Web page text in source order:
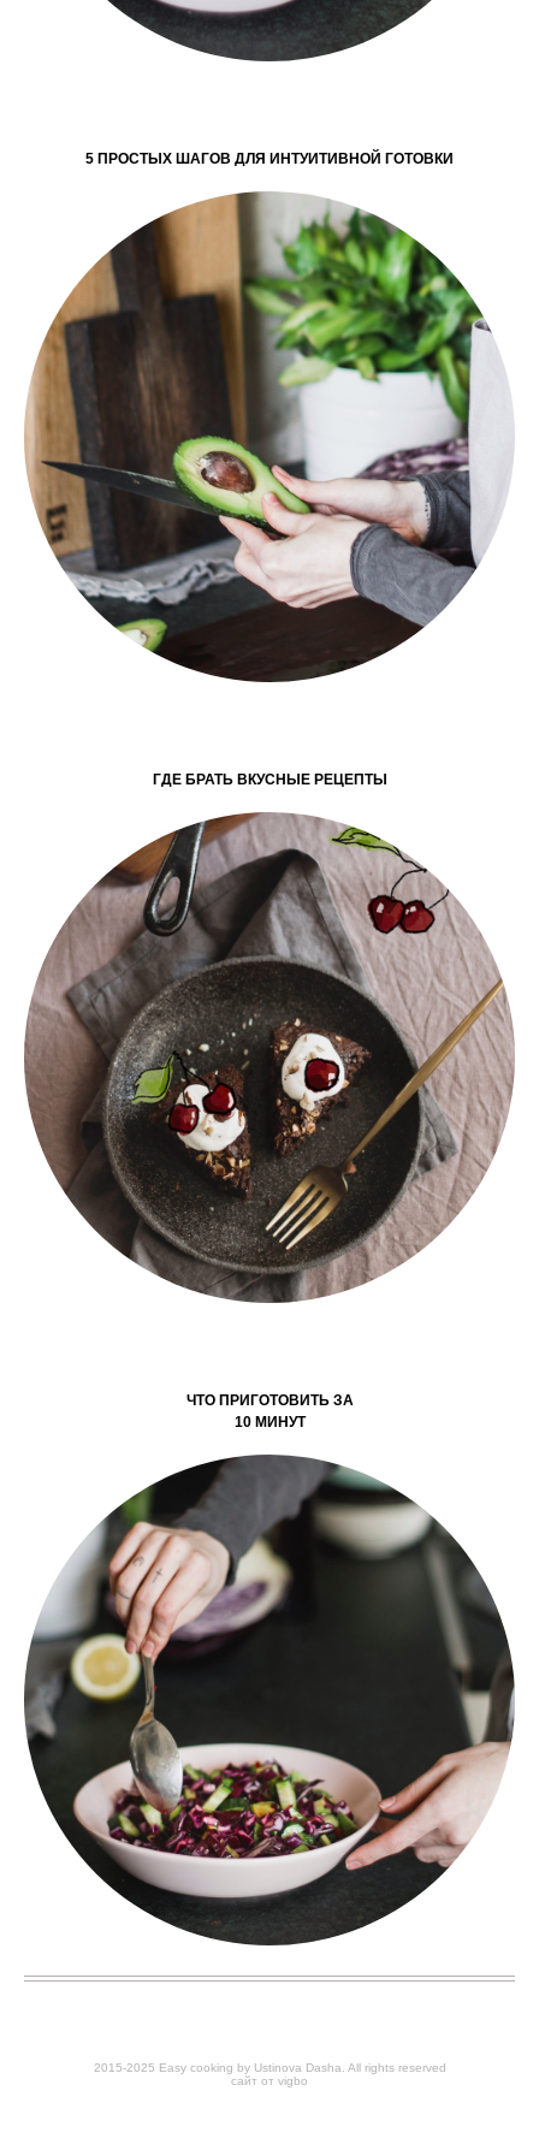
5 ПРОСТЫХ ШАГОВ ДЛЯ ИНТУИТИВНОЙ ГОТОВКИ
ГДЕ БРАТЬ ВКУСНЫЕ РЕЦЕПТЫ
ЧТО ПРИГОТОВИТЬ ЗА
10 МИНУТ
2015-2025 Easy cooking by Ustinova Dasha. All rights reserved
сайт от vigbo